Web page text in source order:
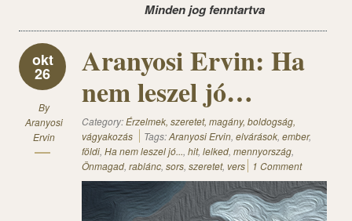
Minden jog fenntartva
okt
26
By
Aranyosi
Ervin
Aranyosi Ervin: Ha
nem leszel jó…
Category:Érzelmek, szeretet, magány, boldogság,
vágyakozás
Tags:Aranyosi Ervin, elvárások, ember,
földi, Ha nem leszel jó..., hit, lelked, mennyország,
Önmagad, rablánc, sors, szeretet, vers 1 Comment